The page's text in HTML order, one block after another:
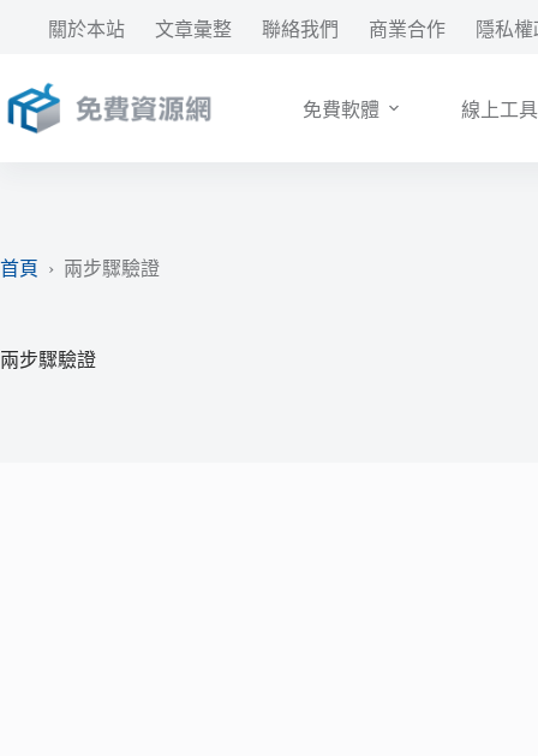
要
內
關於本站 文章彙整 聯絡我們 商業合作 隱私
免費軟體 線上工具
首頁 › 兩步驟驗證
兩步驟驗證